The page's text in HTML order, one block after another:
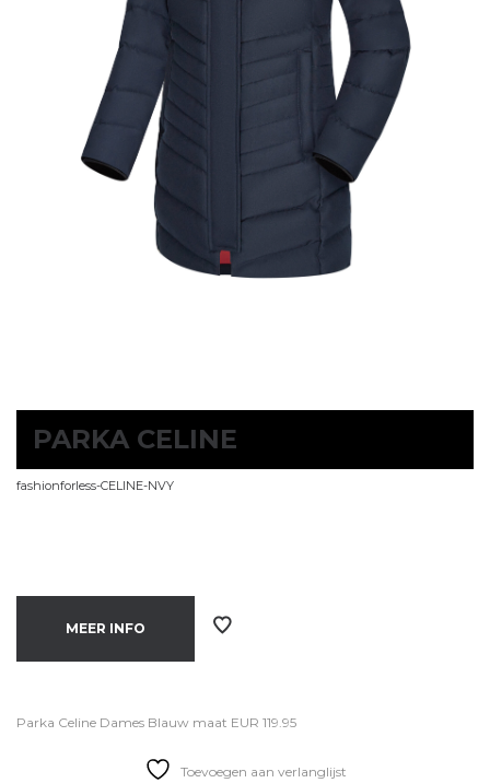
PARKA CELINE
fashionforless-CELINE-NVY
MEER INFO
Parka Celine Dames Blauw maat EUR 119.95
Toevoegen aan verlanglijst